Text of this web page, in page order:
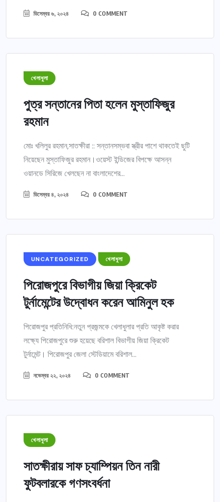
ডিসেম্বর ৬, ২০২৪ 0 COMMENT
খেলাধুলা
পুত্র সন্তানের পিতা হলেন মুস্তাফিজুর
রহমান
মোঃ খলিলুর রহমান,সাতক্ষীরা :: সন্তানসম্ভবা স্ত্রীর পাশে থাকতেই ছুটি
নিয়েছেন মুস্তাফিজুর রহমান।ওয়েস্ট ইন্ডিজের বিপক্ষে আসন্ন
ওয়ানডে সিরিজে খেলছেন না বাংলাদেশের...
ডিসেম্বর ৪, ২০২৪ 0 COMMENT
UNCATEGORIZED খেলাধুলা
পিরোজপুরে বিভাগীয় জিয়া ক্রিকেট
টুর্নামেন্টের উদ্বোধন করেন আমিনুল হক
পিরোজপুর প্রতিনিধি:নতুন প্রজন্মকে খেলাধুলার প্রতি আকৃষ্ট করার
লক্ষ্যে পিরোজপুরে শুরু হয়েছে বরিশাল বিভাগীয় জিয়া ক্রিকেট
টুর্নামেন্ট। পিরোজপুর জেলা স্টেডিয়ামে বরিশাল...
নভেম্বর ২২, ২০২৪ 0 COMMENT
খেলাধুলা
সাতক্ষীরায় সাফ চ্যাম্পিয়ন তিন নারী
ফুটবলারকে গণসংবর্ধনা